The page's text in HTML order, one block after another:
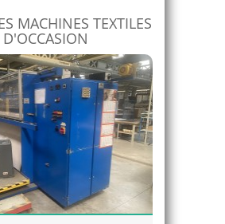
MACHINES TEXTILES
D'OCCASION